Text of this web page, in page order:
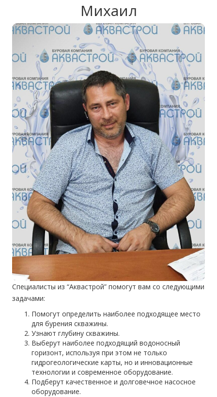
Михаил
Специалисты из “Аквастрой” помогут вам со следующими
задачами:
Помогут определить наиболее подходящее место
для бурения скважины.
Узнают глубину скважины.
Выберут наиболее подходящий водоносный
горизонт, используя при этом не только
гидрогеологические карты, но и инновационные
технологии и современное оборудование.
Подберут качественное и долговечное насосное
оборудование.